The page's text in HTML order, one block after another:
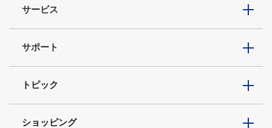
サービス
サポート
トピック
ショッピング